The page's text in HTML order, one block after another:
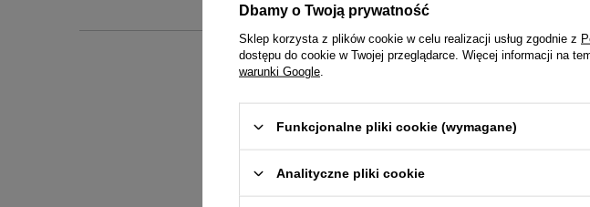
Dbamy o Twoją prywatność
Sklep korzysta z plików cookie w celu realizacji usług zgodnie z
dostępu do cookie w Twojej przeglądarce. Więcej informacji na
warunki Google
Funkcjonalne pliki cookie (wymagane)
Analityczne pliki cookie